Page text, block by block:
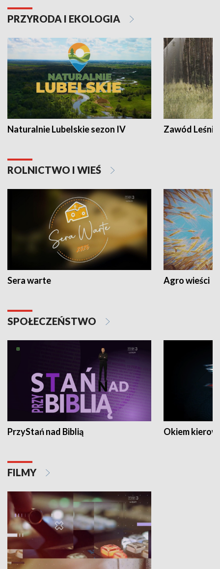
PRZYRODA I EKOLOGIA
Naturalnie Lubelskie sezon IV Zawód Leśnik
ROLNICTWO I WIEŚ
Sera warte Agro wieści
SPOŁECZEŃSTWO
PrzyStań nad Biblią Okiem
FILMY